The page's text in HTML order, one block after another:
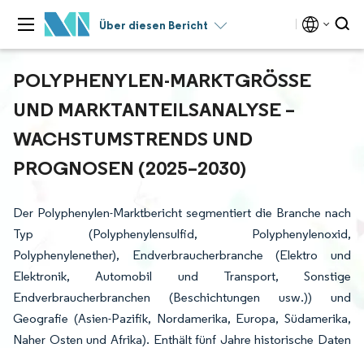
Über diesen Bericht
POLYPHENYLEN-MARKTGRÖSSE U
ND MARKTANTEILSANALYSE – W
ACHSTUMSTRENDS UND P
ROGNOSEN (2025–2030)
Der Polyphenylen-Marktbericht segmentiert die Branche nach
Typ (Polyphenylensulfid, Polyphenylenoxid,
Polyphenylenether), Endverbraucherbranche (Elektro und
Elektronik, Automobil und Transport, Sonstige
Endverbraucherbranchen (Beschichtungen usw.)) und
Geografie (Asien-Pazifik, Nordamerika, Europa, Südamerika,
Naher Osten und Afrika). Enthält fünf Jahre historische Daten